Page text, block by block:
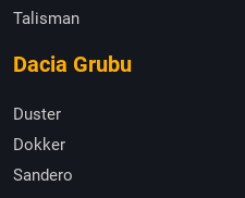
Talisman
Dacia Grubu
Duster
Dokker
Sandero